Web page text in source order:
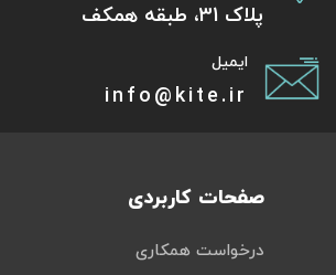
پلاک 31، طبقه همکف
ایمیل
info@kite.ir
صفحات کاربردی
درخواست همکاری